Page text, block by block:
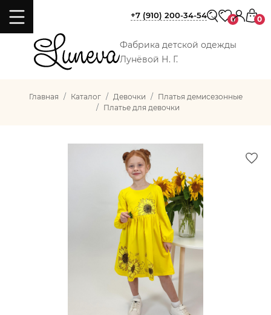
Фабрика детской одежды
Лунёвой Н. Г.
+7 (910) 200-34-54 0 0
Главная Каталог Девочки
Платья демисезонные
Платье для девочки